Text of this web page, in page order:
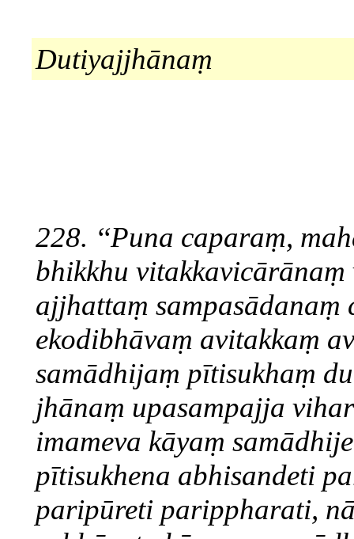
Dutiyajjhānaṃ
228. ‘‘Puna caparaṃ,
bhikkhu vitakkavicārānaṃ
ajjhattaṃ sampasādanaṃ
ekodibhāvaṃ avitakkaṃ
samādhijaṃ pītisukhaṃ
jhānaṃ upasampajja
imameva kāyaṃ
pītisukhena abhisandeti
paripūreti parippharati,